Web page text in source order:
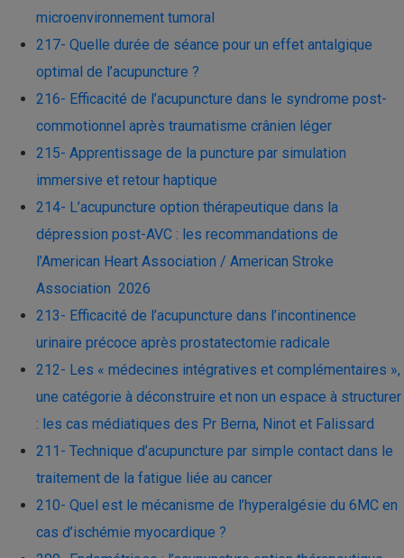
microenvironnement tumoral
217- Quelle durée de séance pour un effet antalgique
optimal de l’acupuncture ?
216- Efficacité de l’acupuncture dans le syndrome post-
commotionnel après traumatisme crânien léger
215- Apprentissage de la puncture par simulation
immersive et retour haptique
214- L’acupuncture option thérapeutique dans la
dépression post-AVC : les recommandations de
l’American Heart Association / American Stroke
Association 2026
213- Efficacité de l’acupuncture dans l’incontinence
urinaire précoce après prostatectomie radicale
212- Les « médecines intégratives et complémentaires »,
une catégorie à déconstruire et non un espace à structurer
: les cas médiatiques des Pr Berna, Ninot et Falissard
211- Technique d’acupuncture par simple contact dans le
traitement de la fatigue liée au cancer
210- Quel est le mécanisme de l’hyperalgésie du 6MC en
cas d’ischémie myocardique ?